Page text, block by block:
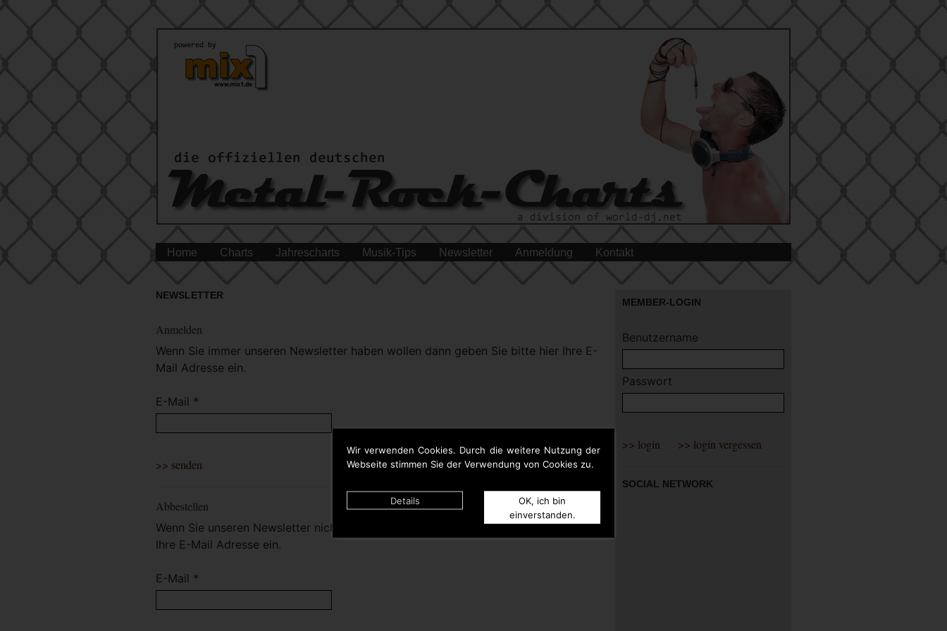
Wir verwenden Cookies. Durch die weitere Nutzung der
Webseite stimmen Sie der Verwendung von Cookies zu.
Details
OK, ich bin
einverstanden.
Home Charts Jahrescharts Musik-Tips Newsletter Anmeldung Kontakt
NEWSLETTER
Anmelden
Wenn Sie immer unseren Newsletter haben wollen dann geben Sie bitte hier Ihre E-
Mail Adresse ein.
E-Mail *
Abbestellen
Wenn Sie unseren Newsletter nicht mehr haben wollen dann geben Sie bitte hier
Ihre E-Mail Adresse ein.
E-Mail *
MEMBER-LOGIN
Benutzername
Passwort
SOCIAL NETWORK